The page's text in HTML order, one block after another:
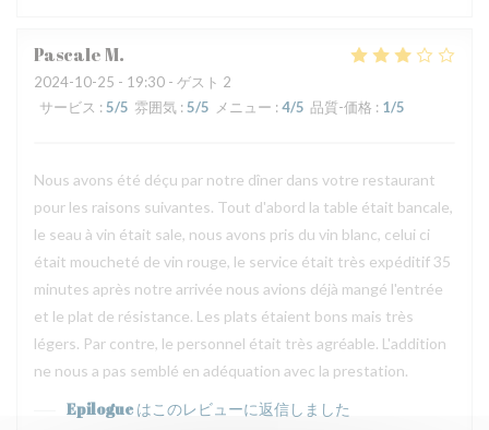
PascaleM
2024-10-25 - 19:30 - ゲスト 2
サービス : 5/5 雰囲気 : 5/5 メニュー : 4/5 品質-価格 : 1/5
Nous avons été déçu par notre dîner dans votre restaurant
pour les raisons suivantes. Tout d'abord la table était bancale,
le seau à vin était sale, nous avons pris du vin blanc, celui ci
était moucheté de vin rouge, le service était très expéditif 35
minutes après notre arrivée nous avions déjà mangé l'entrée
et le plat de résistance. Les plats étaient bons mais très
légers. Par contre, le personnel était très agréable. L'addition
ne nous a pas semblé en adéquation avec la prestation.
Epilogue はこのレビューに返信しました